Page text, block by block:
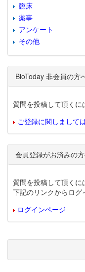
臨床
薬事
アンケート
その他
BioToday 非会員の方
質問を投稿して頂くに
ご登録に関しまして
会員登録がお済みの
質問を投稿して頂くに
下記のリンクからログ
ログインページ